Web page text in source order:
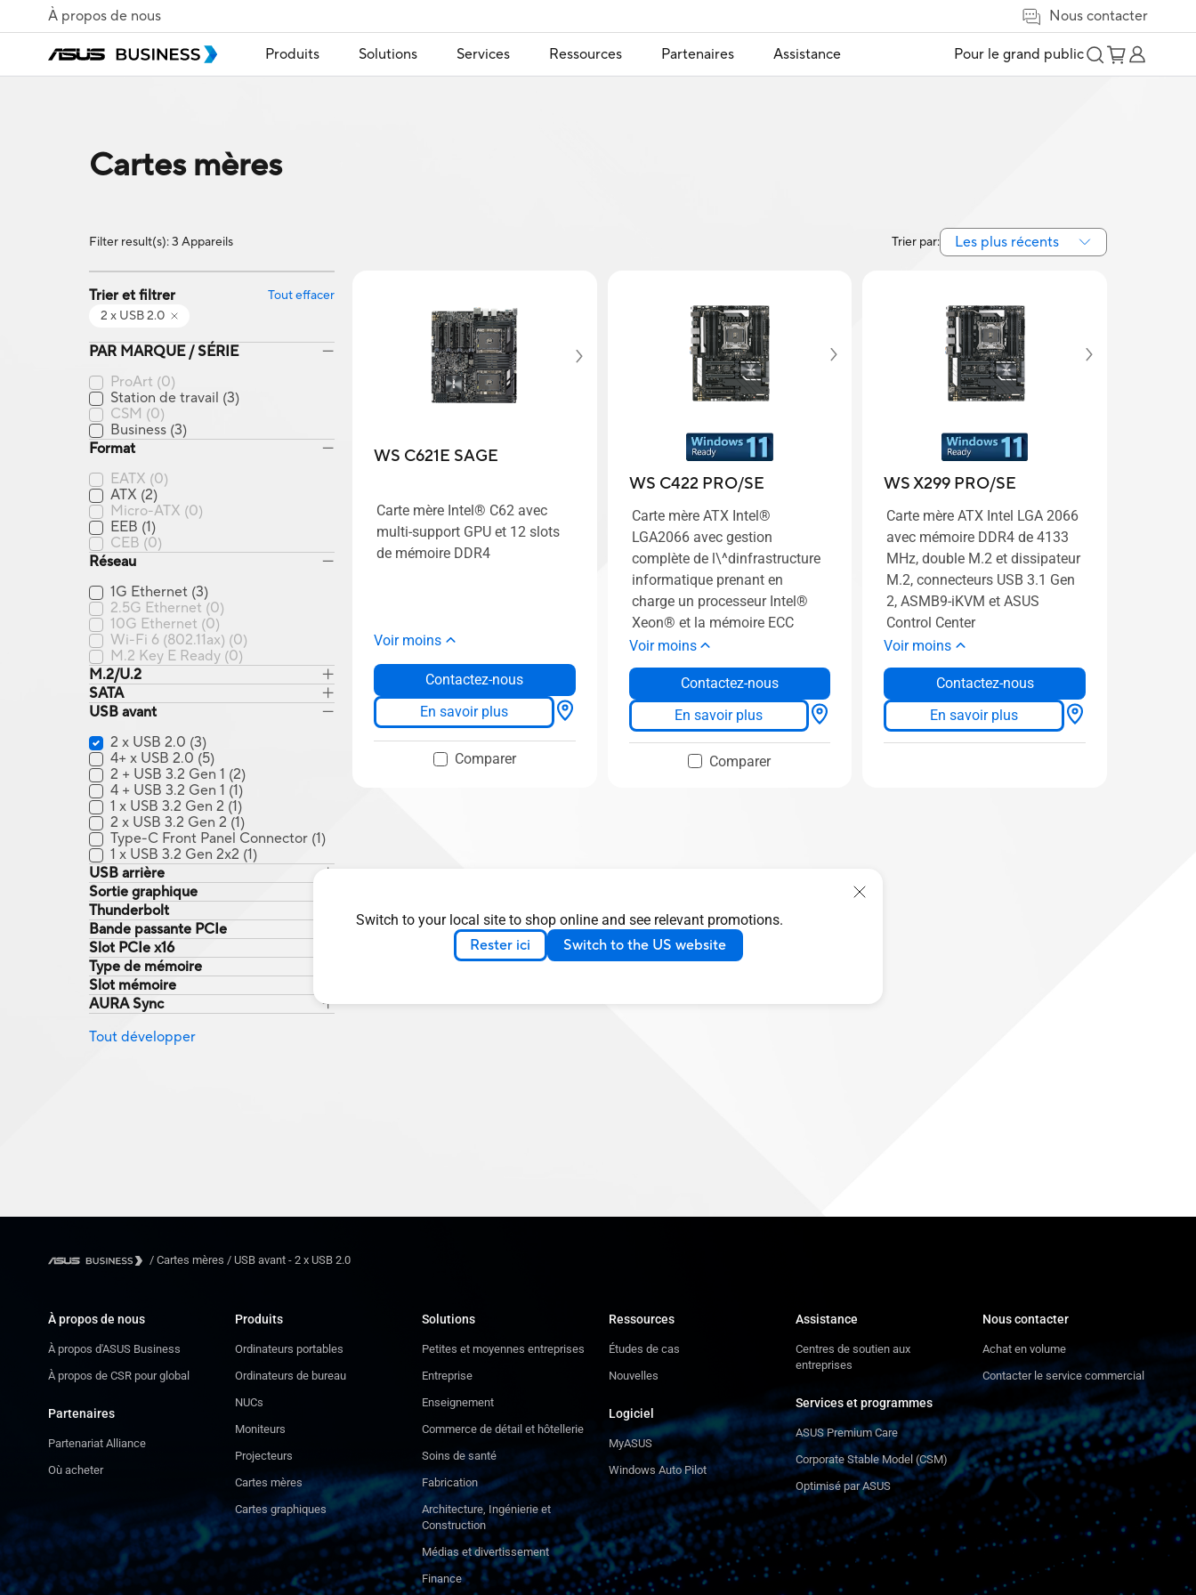
Switch to your local site to shop online and see relevant promotions.
Rester ici Switch to the US website
À propos de nous Nous contacter
Produits Solutions Services Ressources Partenaires Assistance Pour le grand public
Cartes mères
Filter result(s): 3 Appareils Trier par: Les plus récents
Trier et filtrer
Tout effacer
2 x USB 2.0
PAR MARQUE / SÉRIE
ProArt (0)
Station de travail (3)
CSM (0)
Business (3)
Format
EATX (0)
ATX (2)
Micro-ATX (0)
EEB (1)
CEB (0)
Réseau
1G Ethernet (3)
2.5G Ethernet (0)
10G Ethernet (0)
Wi-Fi 6 (802.11ax) (0)
M.2 Key E Ready (0)
M.2/U.2
SATA
USB avant
2 x USB 2.0 (3)
4+ x USB 2.0 (5)
2 + USB 3.2 Gen 1 (2)
4 + USB 3.2 Gen 1 (1)
1 x USB 3.2 Gen 2 (1)
2 x USB 3.2 Gen 2 (1)
Type-C Front Panel Connector (1)
1 x USB 3.2 Gen 2x2 (1)
USB arrière
Sortie graphique
Thunderbolt
Bande passante PCIe
Slot PCIe x16
Type de mémoire
Slot mémoire
AURA Sync
Tout développer
WS C621E SAGE
Carte mère Intel® C62 avec
multi-support GPU et 12 slots
de mémoire DDR4
Voir moins
Contactez-nous
En savoir plus
Comparer
WS C422 PRO/SE
Carte mère ATX Intel®
LGA2066 avec gestion
complète de l\^dinfrastructure
informatique prenant en
charge un processeur Intel®
Xeon® et la mémoire ECC
Voir moins
Contactez-nous
En savoir plus
Comparer
WS X299 PRO/SE
Carte mère ATX Intel LGA 2066
avec mémoire DDR4 de 4133
MHz, double M.2 et dissipateur
M.2, connecteurs USB 3.1 Gen
2, ASMB9-iKVM et ASUS
Control Center
Voir moins
Contactez-nous
En savoir plus
/ Cartes mères / USB avant - 2 x USB 2.0
À propos de nous
À propos d'ASUS Business
À propos de CSR pour global
Partenaires
Partenariat Alliance
Où acheter
Produits
Ordinateurs portables
Ordinateurs de bureau
NUCs
Moniteurs
Projecteurs
Cartes mères
Cartes graphiques
Solutions
Petites et moyennes entreprises
Entreprise
Enseignement
Commerce de détail et hôtellerie
Soins de santé
Fabrication
Architecture, Ingénierie et
Construction
Médias et divertissement
Finance
Ressources
Études de cas
Nouvelles
Logiciel
MyASUS
Windows Auto Pilot
Assistance
Centres de soutien aux
entreprises
Services et programmes
ASUS Premium Care
Corporate Stable Model (CSM)
Optimisé par ASUS
Nous contacter
Achat en volume
Contacter le service commercial